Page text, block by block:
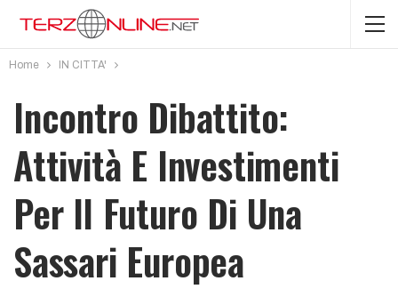
Home IN CITTA'
Incontro Dibattito:
Attività E Investimenti
Per Il Futuro Di Una
Sassari Europea